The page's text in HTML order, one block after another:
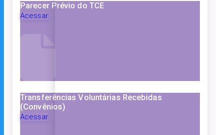
Parecer Prévio do TCE
Acessar
Transferências Voluntárias Recebidas
(Convênios)
Acessar